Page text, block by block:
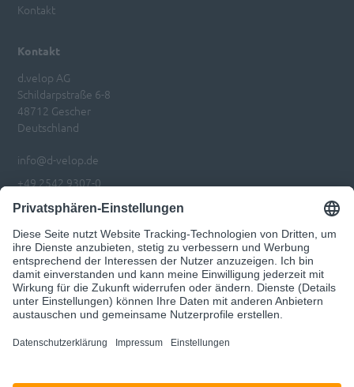
Kontakt
d.velop AG
Schildarpstraße 6-8
48712 Gescher
Deutschland
info@d-velop.de
+49 2542 9307-0
Kontakt
Impressum